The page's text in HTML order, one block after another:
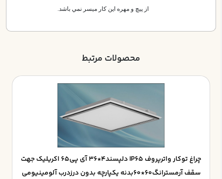
از پيچ و مهره اين كار ميسر نمي باشد.
محصولات مرتبط
چراغ توکار واترپروف IP65 دلپسند4*36 آي پي65 اکريليک جهت
سقف آرمسترانگ60*60بدنه يکپارچه بدون درزدرب آلومينيومي